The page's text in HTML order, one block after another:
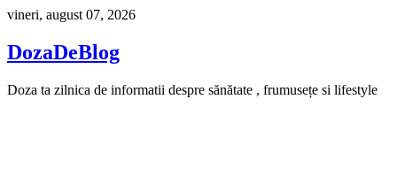
Skip
content
vineri, august 07, 2026
DozaDeBlog
Doza ta zilnica de informatii despre sănătate , frumusețe si lifestyle